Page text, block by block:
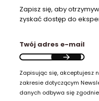
Zapisz się, aby
zyskać dostęp do
Twój adres e-mail
Zapisując się, akceptujesz
zakresie dotyczącym
danych odbywa się